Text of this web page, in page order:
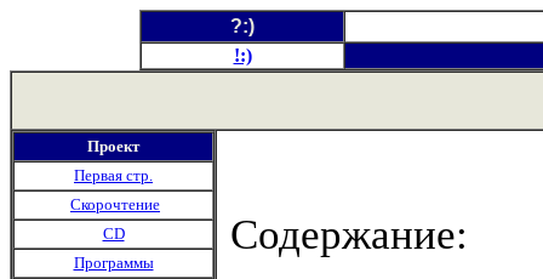
?:)
!:)
Проект
Первая стр.
Скорочтение
CD
Программы
Содержание: